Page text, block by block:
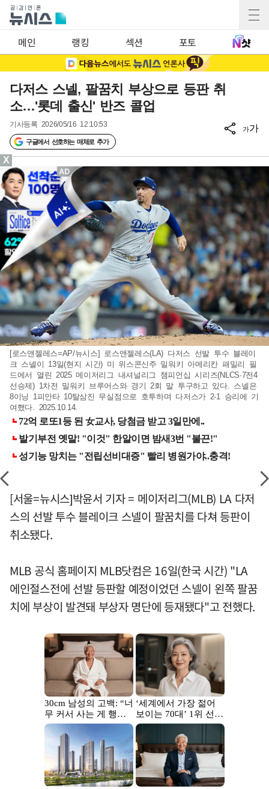
메인 랭킹 섹션 포토
다저스 스넬, 팔꿈치 부상으로 등판 취
소…'롯데 출신' 반즈 콜업
기사등록 2026/05/16 12:10:53
구글에서 선호하는 매체로 추가
가가
[로스앤젤레스=AP/뉴시스] 로스앤젤레스(LA) 다저스 선발 투수 블레이
크 스넬이 13일(현지 시간) 미 위스콘신주 밀워키 아메리칸 패밀리 필
드에서 열린 2025 메이저리그 내셔널리그 챔피언십 시리즈(NLCS·7전4
선승제) 1차전 밀워키 브루어스와 경기 2회 말 투구하고 있다. 스넬은
8이닝 1피안타 10탈삼진 무실점으로 호투하며 다저스가 2-1 승리에 기
여했다. 2025.10.14.
[서울=뉴시스]박윤서 기자 = 메이저리그(MLB) LA 다저
스의 선발 투수 블레이크 스넬이 팔꿈치를 다쳐 등판이
취소됐다.
MLB 공식 홈페이지 MLB닷컴은 16일(한국 시간) "LA
에인절스전에 선발 등판할 예정이었던 스넬이 왼쪽 팔꿈
치에 부상이 발견돼 부상자 명단에 등재됐다"고 전했다.
X